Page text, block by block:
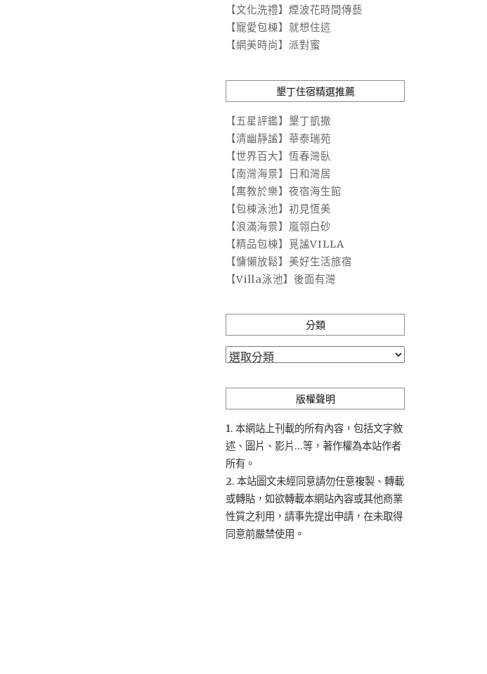
【文化洗禮】煙波花時間傳藝
【寵愛包棟】就想住這
【網美時尚】派對蜜
墾丁住宿精選推薦
【五星評鑑】墾丁凱撒
【清幽靜謐】華泰瑞苑
【世界百大】恆春灣臥
【南灣海景】日和灣居
【寓教於樂】夜宿海生館
【包棟泳池】初見恆美
【浪滿海景】嵐翎白砂
【精品包棟】覓謐VILLA
【慵懶放鬆】美好生活旅宿
【Villa泳池】後面有灣
分類
分
版權聲明
1. 本網站上刊載的所有內容，包括文字敘
述、圖片、影片...等，著作權為本站作者
所有。
2. 本站圖文未經同意請勿任意複製、轉載
或轉貼，如欲轉載本網站內容或其他商業
性質之利用，請事先提出申請，在未取得
同意前嚴禁使用。